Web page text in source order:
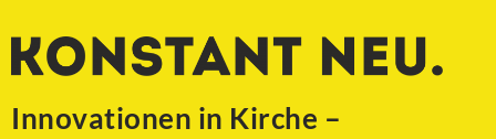
Innovationen in Kirche –